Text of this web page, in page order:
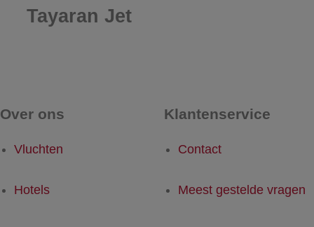
Tayaran Jet
Over ons
Vluchten
Hotels
Klantenservice
Contact
Meest gestelde vragen